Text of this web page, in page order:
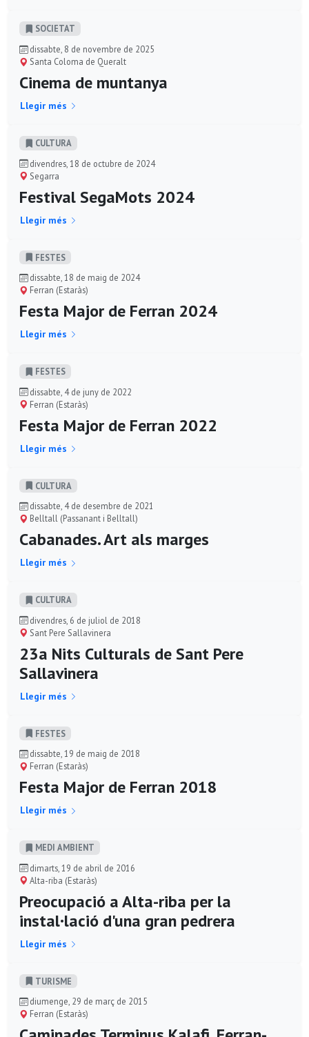
SOCIETAT
dissabte, 8 de novembre de 2025
Santa Coloma de Queralt
Cinema de muntanya
Llegir més
CULTURA
divendres, 18 de octubre de 2024
Segarra
Festival SegaMots 2024
Llegir més
FESTES
dissabte, 18 de maig de 2024
Ferran (Estaràs)
Festa Major de Ferran 2024
Llegir més
FESTES
dissabte, 4 de juny de 2022
Ferran (Estaràs)
Festa Major de Ferran 2022
Llegir més
CULTURA
dissabte, 4 de desembre de 2021
Belltall (Passanant i Belltall)
Cabanades. Art als marges
Llegir més
CULTURA
divendres, 6 de juliol de 2018
Sant Pere Sallavinera
23a Nits Culturals de Sant Pere
Sallavinera
Llegir més
FESTES
dissabte, 19 de maig de 2018
Ferran (Estaràs)
Festa Major de Ferran 2018
Llegir més
MEDI AMBIENT
dimarts, 19 de abril de 2016
Alta-riba (Estaràs)
Preocupació a Alta-riba per la
instal·lació d'una gran pedrera
Llegir més
TURISME
diumenge, 29 de març de 2015
Ferran (Estaràs)